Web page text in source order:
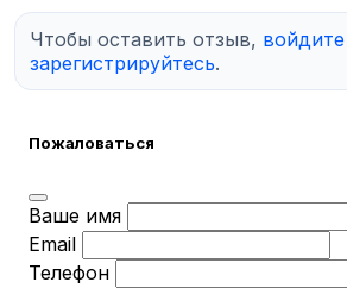
Чтобы оставить отзыв, войдите
зарегистрируйтесь.
Пожаловаться
Ваше имя
Email
Телефон